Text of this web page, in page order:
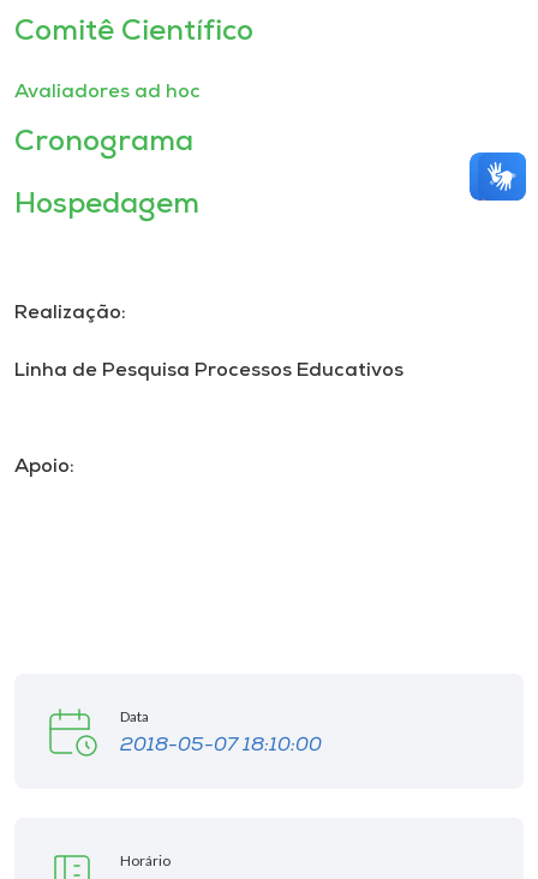
Comitê Científico
Avaliadores ad hoc
Cronograma
Hospedagem
Realização:
Linha de Pesquisa Processos Educativos
Apoio:
Data
2018-05-07 18:10:00
Horário